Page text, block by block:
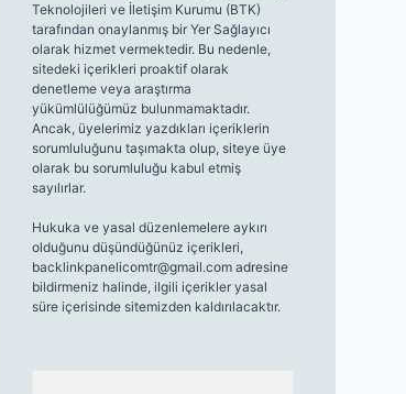
Teknolojileri ve İletişim Kurumu (BTK)
tarafından onaylanmış bir Yer Sağlayıcı
olarak hizmet vermektedir. Bu nedenle,
sitedeki içerikleri proaktif olarak
denetleme veya araştırma
yükümlülüğümüz bulunmamaktadır.
Ancak, üyelerimiz yazdıkları içeriklerin
sorumluluğunu taşımakta olup, siteye üye
olarak bu sorumluluğu kabul etmiş
sayılırlar.
Hukuka ve yasal düzenlemelere aykırı
olduğunu düşündüğünüz içerikleri,
backlinkpanelicomtr@gmail.comadresine
bildirmeniz halinde, ilgili içerikler yasal
süre içerisinde sitemizden kaldırılacaktır.